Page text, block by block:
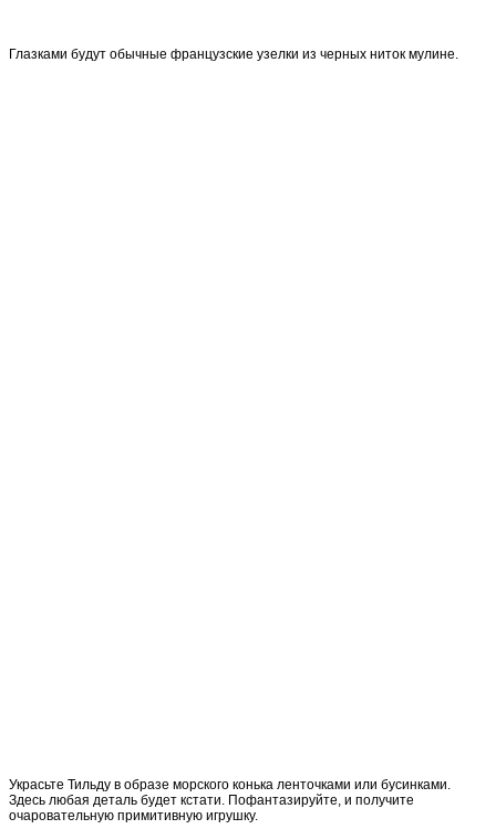
Глазками будут обычные французские узелки из черных ниток мулине.
Украсьте Тильду в образе морского конька ленточками или бусинками.
Здесь любая деталь будет кстати. Пофантазируйте, и получите
очаровательную примитивную игрушку.